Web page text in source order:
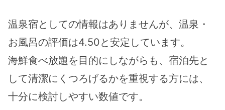
温泉宿としての情報はありませんが、温泉・
お風呂の評価は4.50と安定しています。
海鮮食べ放題を目的にしながらも、宿泊先と
して清潔にくつろげるかを重視する方には、
十分に検討しやすい数値です。